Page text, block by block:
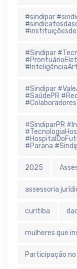
#sindipar
#Sindipar
#Sindipar
#SaúdePR
#SindiparPR
#Parana
2025
assessoria
curitiba
mulheres que
Participação no